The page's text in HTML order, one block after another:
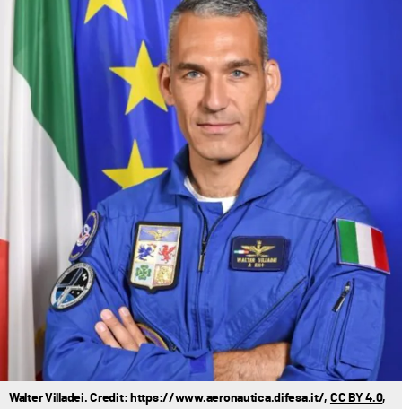
Walter Villadei. Credit: https://www.aeronautica.difesa.it/, CC BY 4.0,